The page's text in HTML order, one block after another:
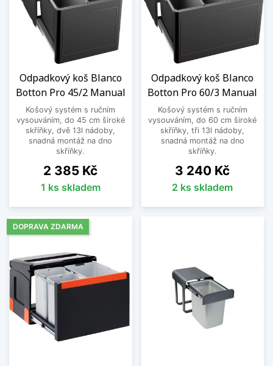
Odpadkový koš Blanco
Botton Pro 45/2 Manual
Košový systém s ručním
vysouváním, do 45 cm široké
skříňky, dvě 13l nádoby,
snadná montáž na dno
skříňky.
Cena
2 385 Kč
1 ks skladem
Odpadkový koš Blanco
Botton Pro 60/3 Manual
Košový systém s ručním
vysouváním, do 60 cm široké
skříňky, tři 13l nádoby,
snadná montáž na dno
skříňky.
Cena
3 240 Kč
2 ks skladem
DOPRAVA ZDARMA